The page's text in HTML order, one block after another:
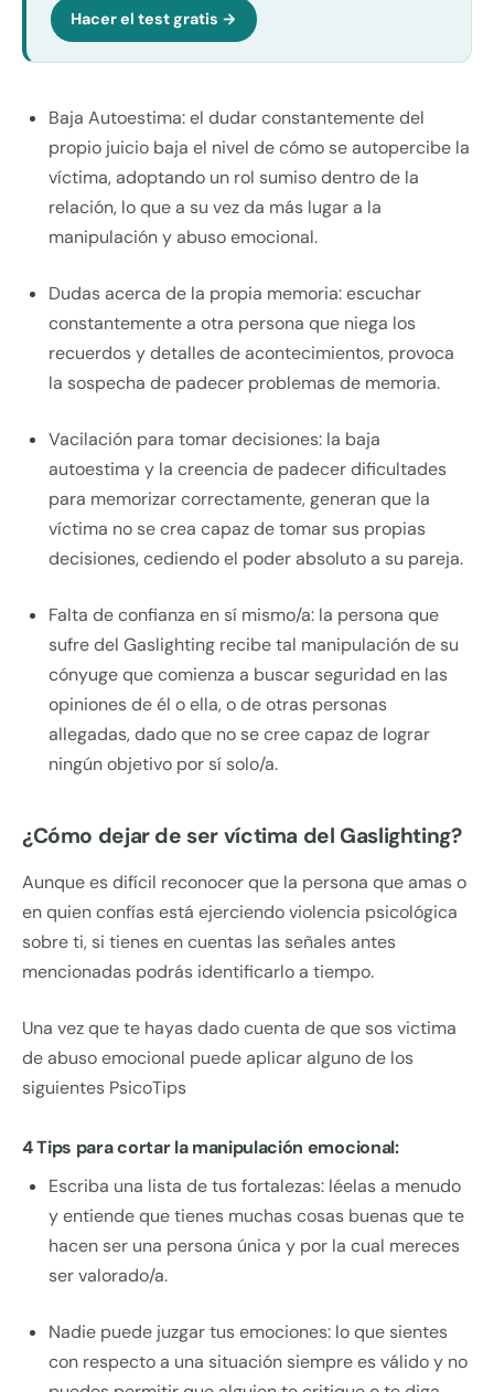
Hacer el test gratis →
Baja Autoestima: el dudar constantemente del
propio juicio baja el nivel de cómo se autopercibe la
víctima, adoptando un rol sumiso dentro de la
relación, lo que a su vez da más lugar a la
manipulación y abuso emocional.
Dudas acerca de la propia memoria: escuchar
constantemente a otra persona que niega los
recuerdos y detalles de acontecimientos, provoca
la sospecha de padecer problemas de memoria.
Vacilación para tomar decisiones: la baja
autoestima y la creencia de padecer dificultades
para memorizar correctamente, generan que la
víctima no se crea capaz de tomar sus propias
decisiones, cediendo el poder absoluto a su pareja.
Falta de confianza en sí mismo/a: la persona que
sufre del Gaslighting recibe tal manipulación de su
cónyuge que comienza a buscar seguridad en las
opiniones de él o ella, o de otras personas
allegadas, dado que no se cree capaz de lograr
ningún objetivo por sí solo/a.
¿Cómo dejar de ser víctima del Gaslighting?
Aunque es difícil reconocer que la persona que amas o
en quien confías está ejerciendo violencia psicológica
sobre ti, si tienes en cuentas las señales antes
mencionadas podrás identificarlo a tiempo.
Una vez que te hayas dado cuenta de que sos victima
de abuso emocional puede aplicar alguno de los
siguientes PsicoTips
4 Tips para cortar la manipulación emocional:
Escriba una lista de tus fortalezas: léelas a menudo
y entiende que tienes muchas cosas buenas que te
hacen ser una persona única y por la cual mereces
ser valorado/a.
Nadie puede juzgar tus emociones: lo que sientes
con respecto a una situación siempre es válido y no